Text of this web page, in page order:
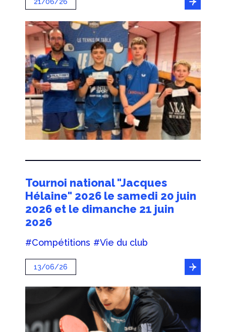
21/06/26
Tournoi national "Jacques
Hélaine" 2026 le samedi 20 juin
2026 et le dimanche 21 juin
2026
#Compétitions #Vie du club
13/06/26